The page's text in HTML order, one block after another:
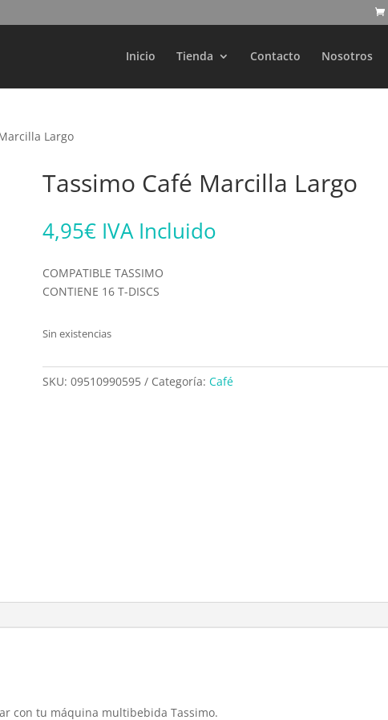
Inicio Tienda Contacto Nosotros
Búsqueda
productos
Largo
Tassimo Café Marcilla Largo
4,95€ IVA Incluido
COMPATIBLE TASSIMO
CONTIENE 16 T-DISCS
Sin existencias
SKU: 09510990595 Categoría: Café
con tu máquina multibebida Tassimo.